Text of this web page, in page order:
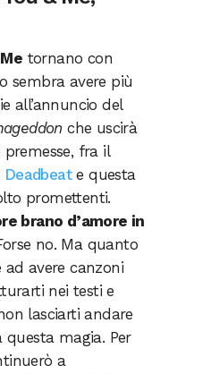
tornano con
sembra avere più
all’annuncio del
che uscirà
premesse, fra il
Deadbeate questa
promettenti.
brano d’amore in
no. Ma quanto
avere canzoni
nei testi e
lasciarti andare
magia. Per
a